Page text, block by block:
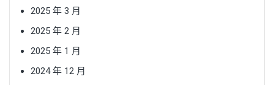
2025 年 3 月
2025 年 2 月
2025 年 1 月
2024 年 12 月